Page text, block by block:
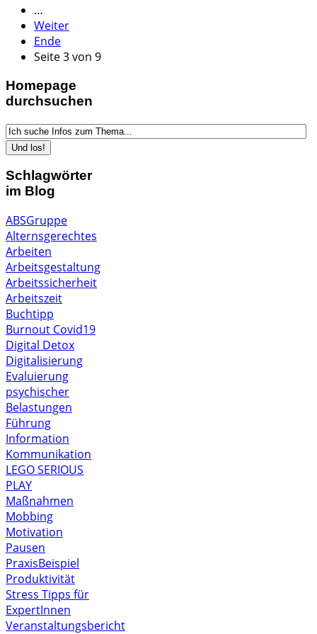
…
Weiter
Ende
Seite 3 von 9
Homepage
durchsuchen
Schlagwörter
im Blog
ABSGruppe
Alternsgerechtes
Arbeiten
Arbeitsgestaltung
Arbeitssicherheit
Arbeitszeit
Buchtipp
Burnout Covid19
Digital Detox
Digitalisierung
Evaluierung
psychischer
Belastungen
Führung
Information
Kommunikation
LEGO SERIOUS
PLAY
Maßnahmen
Mobbing
Motivation
Pausen
PraxisBeispiel
Produktivität
Stress Tipps für
ExpertInnen
Veranstaltungsbericht